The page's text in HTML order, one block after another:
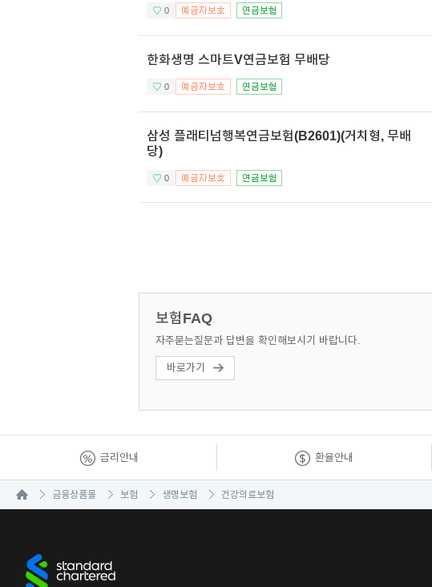
0
한화생명 스마트V연금보험 무배당
0
삼성 플래티넘행복연금보험(B2601)(거치형, 무배
당)
0
보험FAQ
자주묻는질문과 답변을 확인해보시기 바랍니다.
바로가기
금리안내 환율안내
금융상품몰 보험 생명보험 건강의료보험